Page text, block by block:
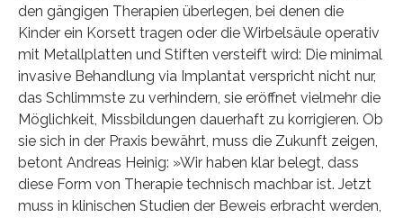
den gängigen Therapien überlegen, bei denen die
Kinder ein Korsett tragen oder die Wirbelsäule operativ
mit Metallplatten und Stiften versteift wird: Die minimal
invasive Behandlung via Implantat verspricht nicht nur,
das Schlimmste zu verhindern, sie eröffnet vielmehr die
Möglichkeit, Missbildungen dauerhaft zu korrigieren. Ob
sie sich in der Praxis bewährt, muss die Zukunft zeigen,
betont Andreas Heinig: »Wir haben klar belegt, dass
diese Form von Therapie technisch machbar ist. Jetzt
muss in klinischen Studien der Beweis erbracht werden,